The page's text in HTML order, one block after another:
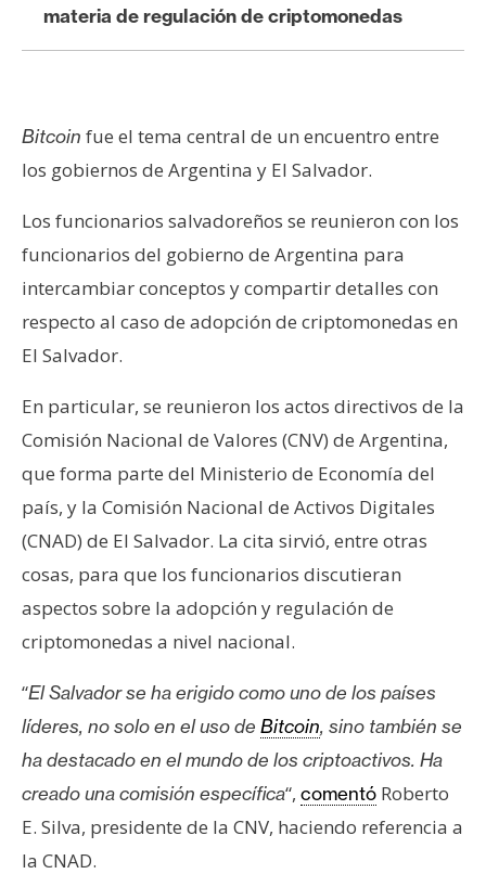
I
A
A
n
l
s
i
s
N
o
t
a
s
d
P
r
e
s
a
T
e
m
materia de regulación de criptomonedas
Bitcoin fue el tema central de un encuentro entre
los gobiernos de Argentina y El Salvador.
Los funcionarios salvadoreños se reunieron con los
funcionarios del gobierno de Argentina para
intercambiar conceptos y compartir detalles con
respecto al caso de adopción de criptomonedas en
El Salvador.
En particular, se reunieron los actos directivos de la
Comisión Nacional de Valores (CNV) de Argentina,
que forma parte del Ministerio de Economía del
país, y la Comisión Nacional de Activos Digitales
(CNAD) de El Salvador. La cita sirvió, entre otras
cosas, para que los funcionarios discutieran
aspectos sobre la adopción y regulación de
criptomonedas a nivel nacional.
“El Salvador se ha erigido como uno de los países
líderes, no solo en el uso de Bitcoin, sino también se
ha destacado en el mundo de los criptoactivos. Ha
creado una comisión específica“, comentó Roberto
E. Silva, presidente de la CNV, haciendo referencia a
la CNAD.